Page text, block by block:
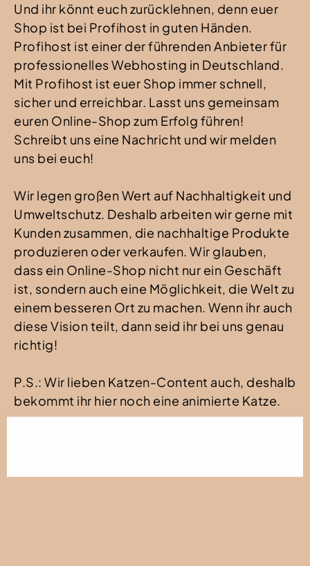
Und ihr könnt euch zurücklehnen, denn euer
Shop ist bei Profihost in guten Händen.
Profihost ist einer der führenden Anbieter für
professionelles Webhosting in Deutschland.
Mit Profihost ist euer Shop immer schnell,
sicher und erreichbar. Lasst uns gemeinsam
euren Online-Shop zum Erfolg führen!
Schreibt uns eine Nachricht und wir melden
uns bei euch!
Wir legen großen Wert auf Nachhaltigkeit und
Umweltschutz. Deshalb arbeiten wir gerne mit
Kunden zusammen, die nachhaltige Produkte
produzieren oder verkaufen. Wir glauben,
dass ein Online-Shop nicht nur ein Geschäft
ist, sondern auch eine Möglichkeit, die Welt zu
einem besseren Ort zu machen. Wenn ihr auch
diese Vision teilt, dann seid ihr bei uns genau
richtig!
P.S.: Wir lieben Katzen-Content auch, deshalb
bekommt ihr hier noch eine animierte Katze.